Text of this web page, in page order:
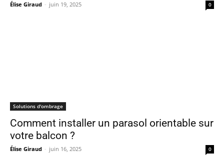
Élise Giraud - juin 19, 2025 0
Solutions d'ombrage
Comment installer un parasol orientable sur
votre balcon ?
Élise Giraud - juin 16, 2025 0